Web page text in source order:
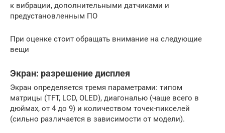
к вибрации, дополнительными датчиками и
предустановленным ПО
При оценке стоит обращать внимание на следующие
вещи
Экран: разрешение дисплея
Экран определяется тремя параметрами: типом
матрицы (TFT, LCD, OLED), диагональю (чаще всего в
дюймах, от 4 до 9) и количеством точек-пикселей
(сильно различается в зависимости от модели).